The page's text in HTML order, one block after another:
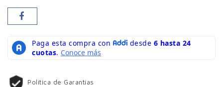
Política de Garantías